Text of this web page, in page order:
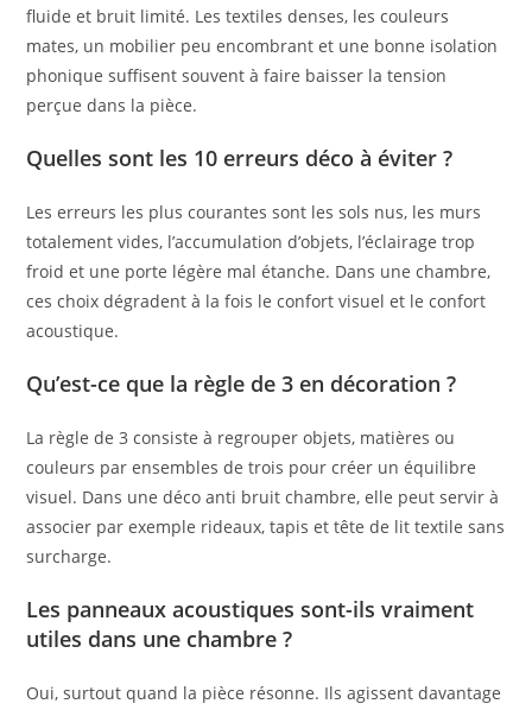
fluide et bruit limité. Les textiles denses, les couleurs
mates, un mobilier peu encombrant et une bonne isolation
phonique suffisent souvent à faire baisser la tension
perçue dans la pièce.
Quelles sont les 10 erreurs déco à éviter ?
Les erreurs les plus courantes sont les sols nus, les murs
totalement vides, l’accumulation d’objets, l’éclairage trop
froid et une porte légère mal étanche. Dans une chambre,
ces choix dégradent à la fois le confort visuel et le confort
acoustique.
Qu’est-ce que la règle de 3 en décoration ?
La règle de 3 consiste à regrouper objets, matières ou
couleurs par ensembles de trois pour créer un équilibre
visuel. Dans une déco anti bruit chambre, elle peut servir à
associer par exemple rideaux, tapis et tête de lit textile sans
surcharge.
Les panneaux acoustiques sont-ils vraiment
utiles dans une chambre ?
Oui, surtout quand la pièce résonne. Ils agissent davantage